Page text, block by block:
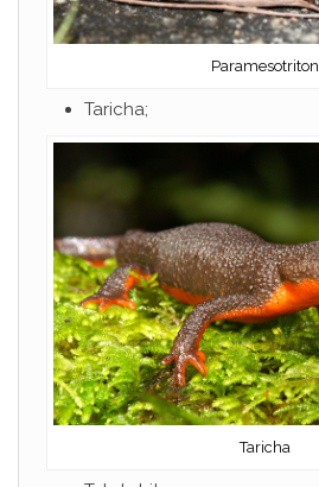
Paramesotriton
Taricha;
Taricha